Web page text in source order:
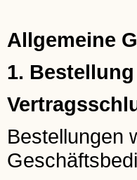
Allgemeine
1. Bestellung
Bestellungen